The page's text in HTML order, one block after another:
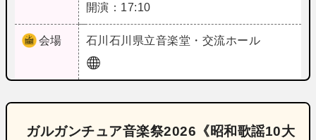
開演：17:10
会場 石川 石川県立音楽堂・交流ホール
ガルガンチュア音楽祭2026《昭和歌謡10大